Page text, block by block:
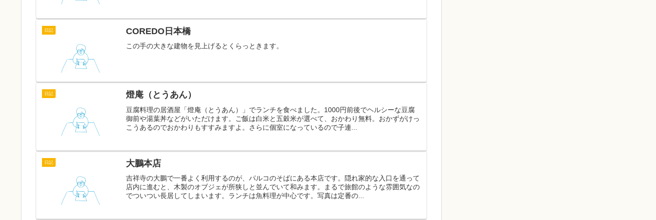
日記 COREDO日本橋
この手の大きな建物を見上げるとくらっときます。
日記 燈庵（とうあん）
豆腐料理の居酒屋「燈庵（とうあん）」でランチを食べました。1000円前後でヘルシーな豆腐
御前や湯葉丼などがいただけます。ご飯は白米と五穀米が選べて、おかわり無料。おかずがけっ
こうあるのでおかわりもすすみますよ。さらに個室になっているので子連...
日記 大鵬本店
吉祥寺の大鵬で一番よく利用するのが、パルコのそばにある本店です。隠れ家的な入口を通って
店内に進むと、木製のオブジェが所狭しと並んでいて和みます。まるで旅館のような雰囲気なの
でついつい長居してしまいます。ランチは魚料理が中心です。写真は定番の...